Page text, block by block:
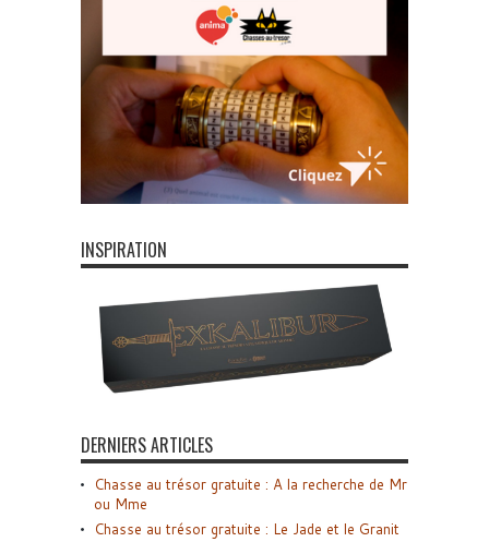
INSPIRATION
DERNIERS ARTICLES
Chasse au trésor gratuite : A la recherche de Mr
ou Mme
Chasse au trésor gratuite : Le Jade et le Granit